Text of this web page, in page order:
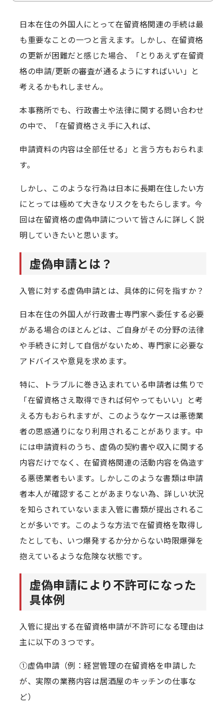
虚偽申請とは？
虚偽申請により不許可になった具体例
虚偽申請をした場合どうなる？
日本在住の外国人にとって在留資格関連の手続は最
も重要なことの一つと言えます。しかし、在留資格
の更新が困難だと感じた場合、「とりあえず在留資
格の申請/更新の審査が通るようにすればいい」と
考えるかもれしません。
本事務所でも、行政書士や法律に関する問い合わせ
の中で、「在留資格さえ手に入れば、
申請資料の内容は全部任せる」と言う方もおられま
す。
しかし、このような行為は日本に長期在住したい方
にとっては極めて大きなリスクをもたらします。今
回は在留資格の虚偽申請について皆さんに詳しく説
明していきたいと思います。
虚偽申請とは？
入管に対する虚偽申請とは、具体的に何を指すか？
日本在住の外国人が行政書士専門家へ委任する必要
がある場合のほとんどは、ご自身がその分野の法律
や手続きに対して自信がないため、専門家に必要な
アドバイスや意見を求めます。
特に、トラブルに巻き込まれている申請者は焦りで
「在留資格さえ取得できれば何やってもいい」と考
える方もおられますが、このようなケースは悪徳業
者の思惑通りになり利用されることがあります。中
には申請資料のうち、虚偽の契約書や収入に関する
内容だけでなく、在留資格関連の活動内容を偽造す
る悪徳業者もいます。しかしこのような書類は申請
者本人が確認することがあまりない為、詳しい状況
を知らされていないまま入管に書類が提出されるこ
とが多いです。このような方法で在留資格を取得し
たとしても、いつ爆発するか分からない時限爆弾を
抱えているような危険な状態です。
虚偽申請により不許可になった
具体例
入管に提出する在留資格申請が不許可になる理由は
主に以下の３つです。
①虚偽申請（例：経営管理の在留資格を申請した
が、実際の業務内容は居酒屋のキッチンの仕事な
ど）